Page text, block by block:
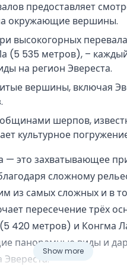
предоставляет
окружающие вершины.
высокогорных
(5 535 метров), –
на регион Эвереста.
вершины, включая
шерпов,
культурное
— это захватывающее
сложному
из самых сложных и в
пересечение трёх
420 метров) и Конгма
панорамные виды и
Show more